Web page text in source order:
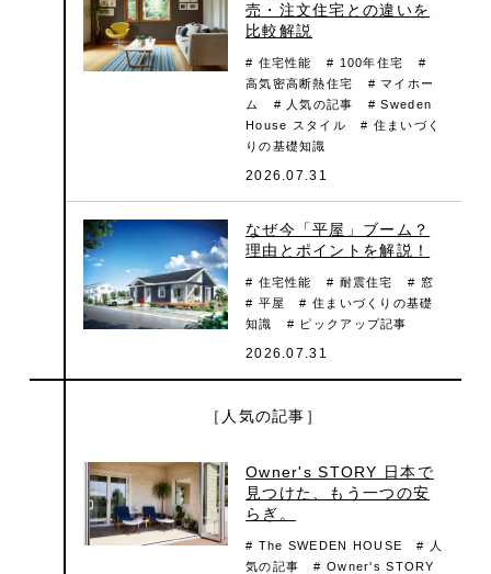
売・注文住宅との違いを
比較解説
# 住宅性能 # 100年住宅
#
高気密高断熱住宅
# マイホー
ム
# 人気の記事
# Sweden
House スタイル
# 住まいづく
りの基礎知識
2026.07.31
なぜ今「平屋」ブーム？
理由とポイントを解説！
# 住宅性能 # 耐震住宅
# 窓
# 平屋
# 住まいづくりの基礎
知識
# ピックアップ記事
2026.07.31
［人気の記事］
Owner's STORY 日本で
見つけた、もう一つの安
らぎ。
# The SWEDEN HOUSE
# 人
気の記事
# Owner's STORY